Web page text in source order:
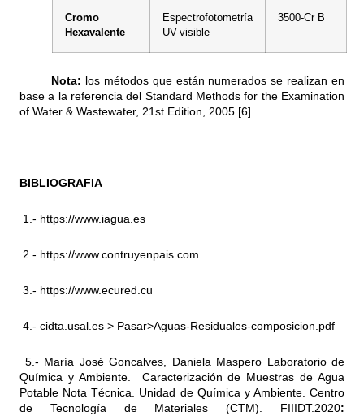
Cromo
Hexavalente
Espectrofotometría
UV-visible
3500-Cr B
Nota: los métodos que están numerados se realizan en
base a la referencia del Standard Methods for the Examination
of Water & Wastewater, 21st Edition, 2005 [6]
BIBLIOGRAFIA
1.- https://www.iagua.es
2.- https://www.contruyenpais.com
3.- https://www.ecured.cu
4.- cidta.usal.es > Pasar>Aguas-Residuales-composicion.pdf
5.- María José Goncalves, Daniela Maspero Laboratorio de
Química y Ambiente. Caracterización de Muestras de Agua
Potable Nota Técnica. Unidad de Química y Ambiente. Centro
de Tecnología de Materiales (CTM). FIIIDT.2020: